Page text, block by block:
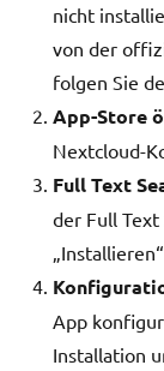
nicht
von der
folgen Sie
App-Store
Nextcloud-
Full Text
der Full Text
App
Installation